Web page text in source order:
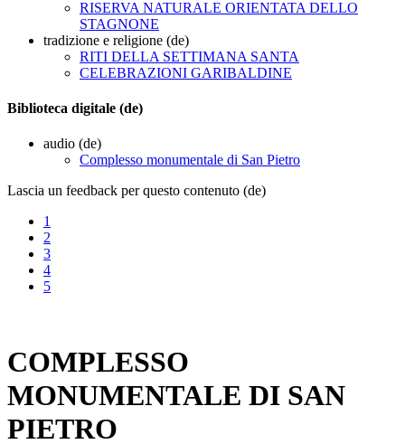
RISERVA NATURALE ORIENTATA DELLO
STAGNONE
tradizione e religione (de)
RITI DELLA SETTIMANA SANTA
CELEBRAZIONI GARIBALDINE
Biblioteca digitale (de)
audio (de)
Complesso monumentale di San Pietro
Lascia un feedback per questo contenuto (de)
1
2
3
4
5
COMPLESSO
MONUMENTALE DI SAN
PIETRO